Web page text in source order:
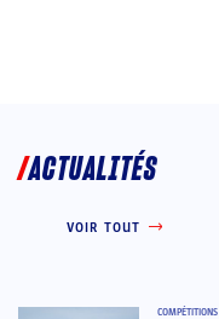
ACTUALITÉS
VOIR TOUT
COMPÉTITIONS